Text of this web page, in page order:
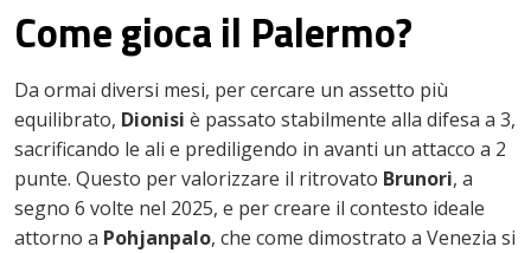
Come gioca il Palermo?
Da ormai diversi mesi, per cercare un assetto più
equilibrato, Dionisi è passato stabilmente alla difesa a 3,
sacrificando le ali e prediligendo in avanti un attacco a 2
punte. Questo per valorizzare il ritrovato Brunori, a
segno 6 volte nel 2025, e per creare il contesto ideale
attorno a Pohjanpalo, che come dimostrato a Venezia si